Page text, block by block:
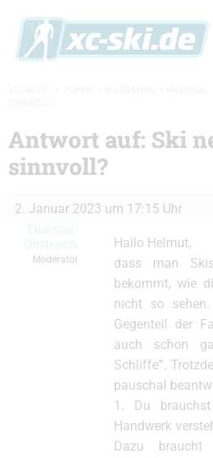
Antwort auf: Ski
sinnvoll?
2. Januar 2023 um 17:15 Uhr
Thomas
Oestreich
Moderator
Hallo Helmut,
dass man
bekommt, wie
nicht so
Gegenteil der
auch schon
Schliffe”.
pauschal
1. Du
Handwerk
Dazu